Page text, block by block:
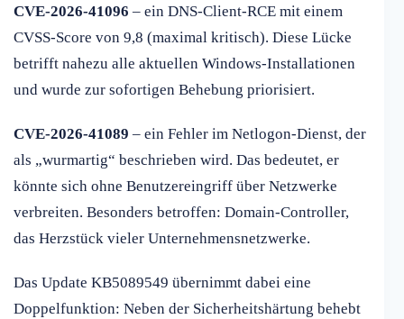
CVE-2026-41096 – ein DNS-Client-RCE mit einem
CVSS-Score von 9,8 (maximal kritisch). Diese Lücke
betrifft nahezu alle aktuellen Windows-Installationen
und wurde zur sofortigen Behebung priorisiert.
CVE-2026-41089 – ein Fehler im Netlogon-Dienst, der
als „wurmartig“ beschrieben wird. Das bedeutet, er
könnte sich ohne Benutzereingriff über Netzwerke
verbreiten. Besonders betroffen: Domain-Controller,
das Herzstück vieler Unternehmensnetzwerke.
Das Update KB5089549 übernimmt dabei eine
Doppelfunktion: Neben der Sicherheitshärtung behebt